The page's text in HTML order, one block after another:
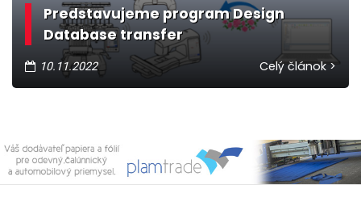
Predstavujeme program Design
Database transfer
10.11.2022 Celý článok >